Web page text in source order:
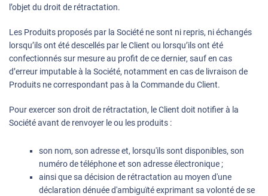
l’objet du droit de rétractation.
Les Produits proposés par la Société ne sont ni repris, ni échangés
lorsqu’ils ont été descellés par le Client ou lorsqu’ils ont été
confectionnés sur mesure au profit de ce dernier, sauf en cas
d’erreur imputable à la Société, notamment en cas de livraison de
Produits ne correspondant pas à la Commande du Client.
Pour exercer son droit de rétractation, le Client doit notifier à la
Société avant de renvoyer le ou les produits :
son nom, son adresse et, lorsqu'ils sont disponibles, son
numéro de téléphone et son adresse électronique ;
ainsi que sa décision de rétractation au moyen d'une
déclaration dénuée d'ambiguïté exprimant sa volonté de se